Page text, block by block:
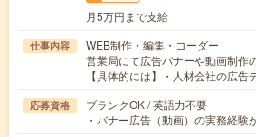
月5万円まで支給
仕事内容
WEB制作・編集・コーダー
営業局にて広告バナーや動画制作
【具体的には】・人材会社の広
応募資格
ブランクOK / 英語力不要
・バナー広告（動画）の実務経験